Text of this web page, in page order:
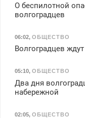
О беспилотной
волгоградцев
06:02, ОБЩЕСТВО
Волгоградцев
05:10, ОБЩЕСТВО
Два дня
набережной
02:05, ОБЩЕСТВО